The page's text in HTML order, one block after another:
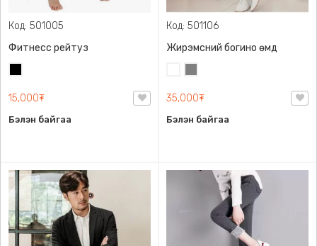
Код: 501005
Фитнесс рейтуз
15,000₮
Бэлэн байгаа
Код: 501106
Жирэмсний богино өмд
35,000₮
Бэлэн байгаа